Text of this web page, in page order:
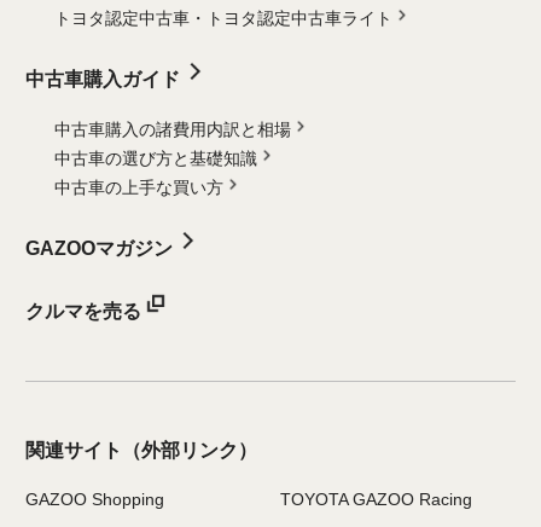
トヨタ認定中古車・
トヨタ認定中古車ライト
中古車購入ガイド
中古車購入の諸費用内訳と相場
中古車の選び方と基礎知識
中古車の上手な買い方
GAZOOマガジン
クルマを売る
関連サイト （外部リンク）
GAZOO Shopping TOYOTA GAZOO Racing